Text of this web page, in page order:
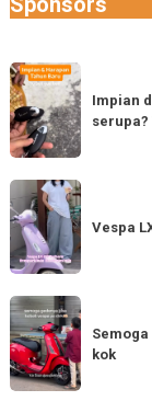
Impian
dan
Harapan
Tahun
Baru
Punya
bestie
yang
Tag
Impian
serupa?
Vespa
LX
kini
hadir
dengan
150cc
tiba
di
Vespa
Semoga
bisa
beli
Vespa
kok